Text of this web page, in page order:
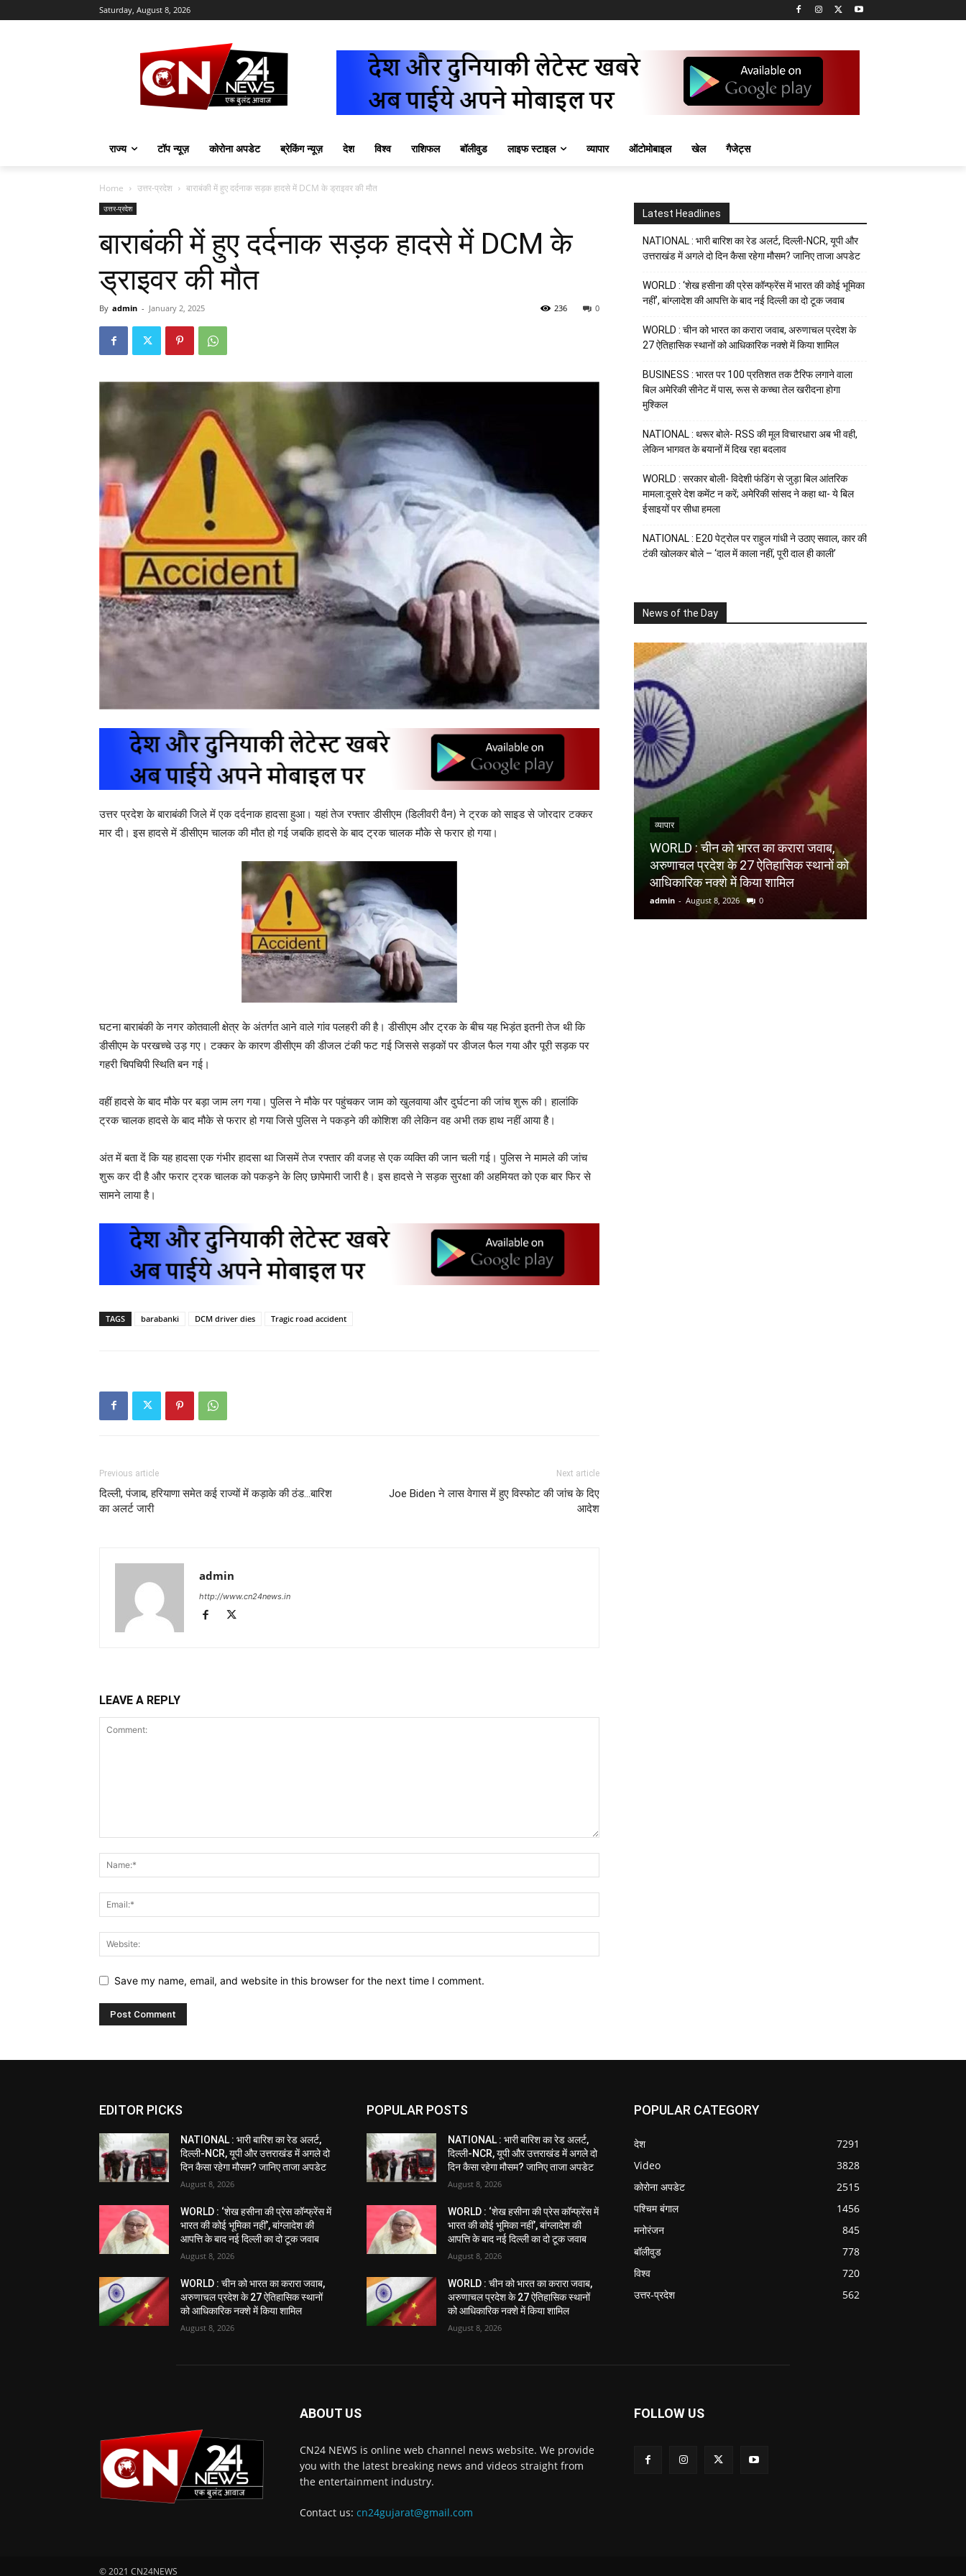
Saturday, August 8, 2026
राज्य टॉप न्यूज़ कोरोना अपडेट ब्रेकिंग न्यूज़ देश विश्व राशिफल बॉलीवुड लाइफ स्टाइल व्यापार ऑटोमोबाइल खेल गैजेट्स
Home उत्तर-प्रदेश बाराबंकी में हुए दर्दनाक सड़क हादसे में DCM के ड्राइवर की मौत
उत्तर-प्रदेश
बाराबंकी में हुए दर्दनाक सड़क हादसे में DCM के
ड्राइवर की मौत
By admin - January 2, 2025 0
236
उत्तर प्रदेश के बाराबंकी जिले में एक दर्दनाक हादसा हुआ। यहां तेज रफ्तार डीसीएम (डिलीवरी वैन) ने ट्रक को साइड से जोरदार टक्कर
मार दी। इस हादसे में डीसीएम चालक की मौत हो गई जबकि हादसे के बाद ट्रक चालक मौके से फरार हो गया।
घटना बाराबंकी के नगर कोतवाली क्षेत्र के अंतर्गत आने वाले गांव पलहरी की है। डीसीएम और ट्रक के बीच यह भिड़ंत इतनी तेज थी कि
डीसीएम के परखच्चे उड़ गए। टक्कर के कारण डीसीएम की डीजल टंकी फट गई जिससे सड़कों पर डीजल फैल गया और पूरी सड़क पर
गहरी चिपचिपी स्थिति बन गई।
वहीं हादसे के बाद मौके पर बड़ा जाम लग गया। पुलिस ने मौके पर पहुंचकर जाम को खुलवाया और दुर्घटना की जांच शुरू की। हालांकि
ट्रक चालक हादसे के बाद मौके से फरार हो गया जिसे पुलिस ने पकड़ने की कोशिश की लेकिन वह अभी तक हाथ नहीं आया है।
अंत में बता दें कि यह हादसा एक गंभीर हादसा था जिसमें तेज रफ्तार की वजह से एक व्यक्ति की जान चली गई। पुलिस ने मामले की जांच
शुरू कर दी है और फरार ट्रक चालक को पकड़ने के लिए छापेमारी जारी है। इस हादसे ने सड़क सुरक्षा की अहमियत को एक बार फिर से
सामने लाया है।
TAGS barabanki DCM driver dies Tragic road accident
Previous article
दिल्ली, पंजाब, हरियाणा समेत कई राज्यों में कड़ाके की ठंड…बारिश
का अलर्ट जारी
Next article
Joe Biden ने लास वेगास में हुए विस्फोट की जांच के दिए
आदेश
admin
http://www.cn24news.in
LEAVE A REPLY
Save my name, email, and website in this browser for the next time I comment.
Latest Headlines
NATIONAL : भारी बारिश का रेड अलर्ट, दिल्ली-NCR, यूपी और
उत्तराखंड में अगले दो दिन कैसा रहेगा मौसम? जानिए ताजा अपडेट
WORLD : ‘शेख हसीना की प्रेस कॉन्फ्रेंस में भारत की कोई भूमिका
नहीं’, बांग्लादेश की आपत्ति के बाद नई दिल्ली का दो टूक जवाब
WORLD : चीन को भारत का करारा जवाब, अरुणाचल प्रदेश के
27 ऐतिहासिक स्थानों को आधिकारिक नक्शे में किया शामिल
BUSINESS : भारत पर 100 प्रतिशत तक टैरिफ लगाने वाला
बिल अमेरिकी सीनेट में पास, रूस से कच्चा तेल खरीदना होगा
मुश्किल
NATIONAL : थरूर बोले- RSS की मूल विचारधारा अब भी वही,
लेकिन भागवत के बयानों में दिख रहा बदलाव
WORLD : सरकार बोली- विदेशी फंडिंग से जुड़ा बिल आंतरिक
मामला:दूसरे देश कमेंट न करें; अमेरिकी सांसद ने कहा था- ये बिल
ईसाइयों पर सीधा हमला
NATIONAL : E20 पेट्रोल पर राहुल गांधी ने उठाए सवाल, कार की
टंकी खोलकर बोले – ‘दाल में काला नहीं, पूरी दाल ही काली’
News of the Day
व्यापार
WORLD : चीन को भारत का करारा जवाब,
अरुणाचल प्रदेश के 27 ऐतिहासिक स्थानों को
आधिकारिक नक्शे में किया शामिल
admin - August 8, 2026 0
EDITOR PICKS
NATIONAL : भारी बारिश का रेड अलर्ट,
दिल्ली-NCR, यूपी और उत्तराखंड में अगले दो
दिन कैसा रहेगा मौसम? जानिए ताजा अपडेट
August 8, 2026
WORLD : ‘शेख हसीना की प्रेस कॉन्फ्रेंस में
भारत की कोई भूमिका नहीं’, बांग्लादेश की
आपत्ति के बाद नई दिल्ली का दो टूक जवाब
August 8, 2026
WORLD : चीन को भारत का करारा जवाब,
अरुणाचल प्रदेश के 27 ऐतिहासिक स्थानों
को आधिकारिक नक्शे में किया शामिल
August 8, 2026
POPULAR POSTS
NATIONAL : भारी बारिश का रेड अलर्ट,
दिल्ली-NCR, यूपी और उत्तराखंड में अगले दो
दिन कैसा रहेगा मौसम? जानिए ताजा अपडेट
August 8, 2026
WORLD : ‘शेख हसीना की प्रेस कॉन्फ्रेंस में
भारत की कोई भूमिका नहीं’, बांग्लादेश की
आपत्ति के बाद नई दिल्ली का दो टूक जवाब
August 8, 2026
WORLD : चीन को भारत का करारा जवाब,
अरुणाचल प्रदेश के 27 ऐतिहासिक स्थानों
को आधिकारिक नक्शे में किया शामिल
August 8, 2026
POPULAR CATEGORY
देश
7291
Video
3828
कोरोना अपडेट
2515
पश्चिम बंगाल
1456
मनोरंजन
845
बॉलीवुड
778
विश्व
720
उत्तर-प्रदेश
562
ABOUT US
CN24 NEWS is online web channel news website. We provide
you with the latest breaking news and videos straight from
the entertainment industry.
Contact us: cn24gujarat@gmail.com
FOLLOW US
© 2021 CN24NEWS